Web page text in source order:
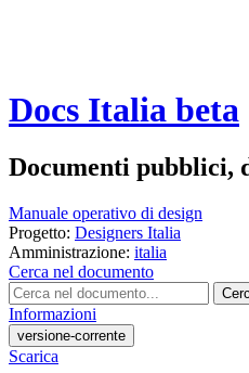
Docs Italia beta
Documenti pubblici,
Manuale operativo di design
Progetto: Designers Italia
Amministrazione: italia
Cerca nel documento
Informazioni
versione-corrente
Scarica